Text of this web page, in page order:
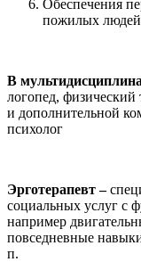
Обеспечения
пожилых
В
логопед, физический
и дополнительной
психолог
Эрготерапевт –
социальных услуг с
например
повседневные
п.